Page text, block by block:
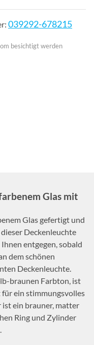
039292-678215
besichtigt werden
Glas mit
Glas gefertigt und
Deckenleuchte
entgegen, sobald
dem schönen
Deckenleuchte.
braunen Farbton, ist
ein stimmungsvolles
ist ein brauner, matter
Ring und Zylinder